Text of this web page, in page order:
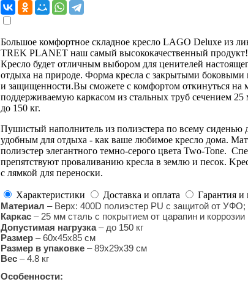
Большое комфортное складное кресло LAGO Deluxe из
TREK PLANET наш самый высококачественный продукт!
Кресло будет отличным выбором для ценителей
отдыха на природе. Форма кресла с закрытыми
и защищенности.Вы сможете с комфортом откинуться на
поддерживаемую каркасом из стальных труб сечением
до 150 кг.
Пушистый наполнитель из полиэстера по всему сиденью
удобным для отдыха - как ваше любимое кресло дома.
полиэстер элегантного темно-серого цвета Two-Tone.
препятствуют проваливанию кресла в землю и песок.
с лямкой для переноски.
Характеристики Доставка и оплата Гарантия и
Материал – Верх: 400D полиэстер PU с защитой от УФО;
Каркас –25 мм сталь с покрытием от царапин и коррозии
Допустимая нагрузка–до 150 кг
Размер –60х45х85 см
Размер в упаковке – 89x29x39 см
Вес –4.8 кг
Особенности: